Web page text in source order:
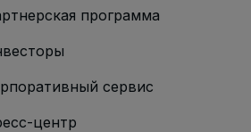
программа
сервис
центр